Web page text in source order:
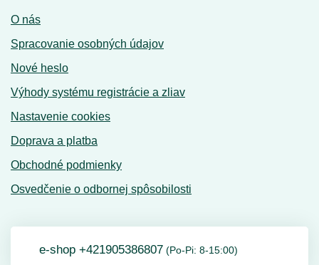
O nás
Spracovanie osobných údajov
Nové heslo
Výhody systému registrácie a zliav
Nastavenie cookies
Doprava a platba
Obchodné podmienky
Osvedčenie o odbornej spôsobilosti
e-shop +421905386807 (Po-Pi: 8-15:00)